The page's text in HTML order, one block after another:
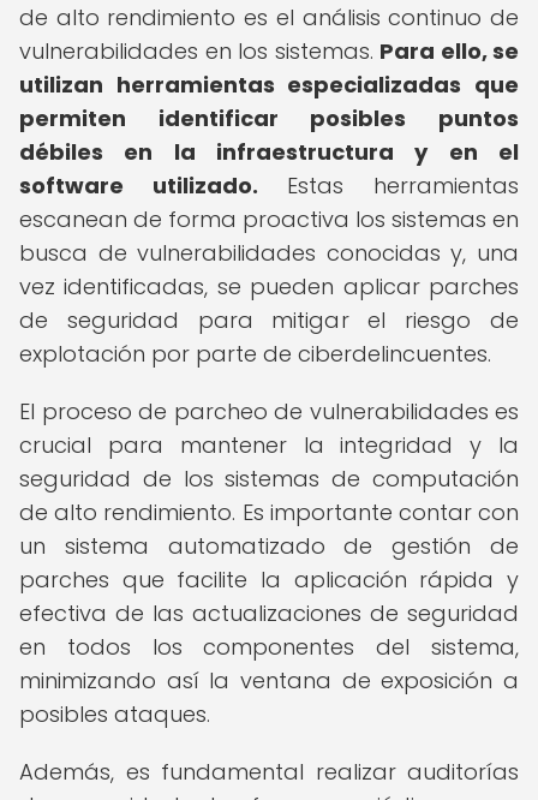
de alto rendimiento es el análisis continuo de
vulnerabilidades en los sistemas. Para ello, se
utilizan herramientas especializadas que
permiten identificar posibles puntos
débiles en la infraestructura y en el
software utilizado. Estas herramientas
escanean de forma proactiva los sistemas en
busca de vulnerabilidades conocidas y, una
vez identificadas, se pueden aplicar parches
de seguridad para mitigar el riesgo de
explotación por parte de ciberdelincuentes.
El proceso de parcheo de vulnerabilidades es
crucial para mantener la integridad y la
seguridad de los sistemas de computación
de alto rendimiento. Es importante contar con
un sistema automatizado de gestión de
parches que facilite la aplicación rápida y
efectiva de las actualizaciones de seguridad
en todos los componentes del sistema,
minimizando así la ventana de exposición a
posibles ataques.
Además, es fundamental realizar auditorías